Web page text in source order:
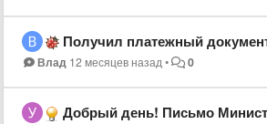
Получил платежный документ не читаемый код, квитанция блеклая что
Влад 12 месяцев назад• 0
Добрый день! Письмо Министру природопользования и экологии РБ